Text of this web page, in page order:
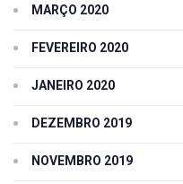
MARÇO 2020
FEVEREIRO 2020
JANEIRO 2020
DEZEMBRO 2019
NOVEMBRO 2019